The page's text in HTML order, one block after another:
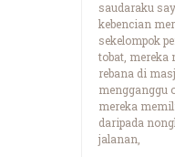
saudaraku
kebencian
sekelompok
tobat, mereka
rebana di
mengganggu
mereka
daripada
jalanan,